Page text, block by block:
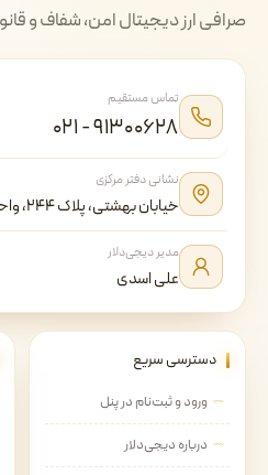
صرافی ارز دیجیتال امن، شفاف و
تماس مستقیم
۰۲۱ - ۹۱۳۰۰۶۲۸
نشانی دفتر مرکزی
خیابان بهشتی، پلاک ۲۴۴، واحد یک
مدیر دیجی‌دلار
علی اسدی
دسترسی سریع
ورود و ثبت‌نام در پنل
درباره دیجی‌دلار